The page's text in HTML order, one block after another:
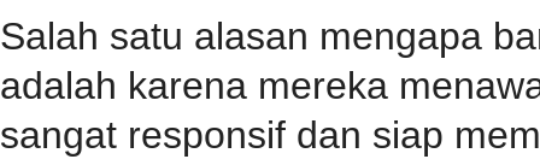
Salah satu alasan mengapa
adalah karena mereka
sangat responsif dan siap